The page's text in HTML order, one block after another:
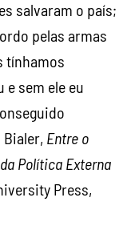
salvaram o país;
pelas armas
tínhamos
e sem ele eu
Entre o
Política Externa
Press,